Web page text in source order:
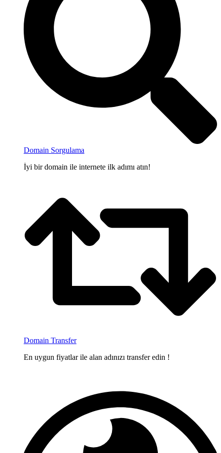
Domain Sorgulama
İyi bir domain ile internete ilk adımı atın!
Domain Transfer
En uygun fiyatlar ile alan adınızı transfer edin !